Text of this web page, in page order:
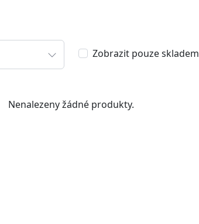
Zobrazit pouze skladem
Nenalezeny žádné produkty.